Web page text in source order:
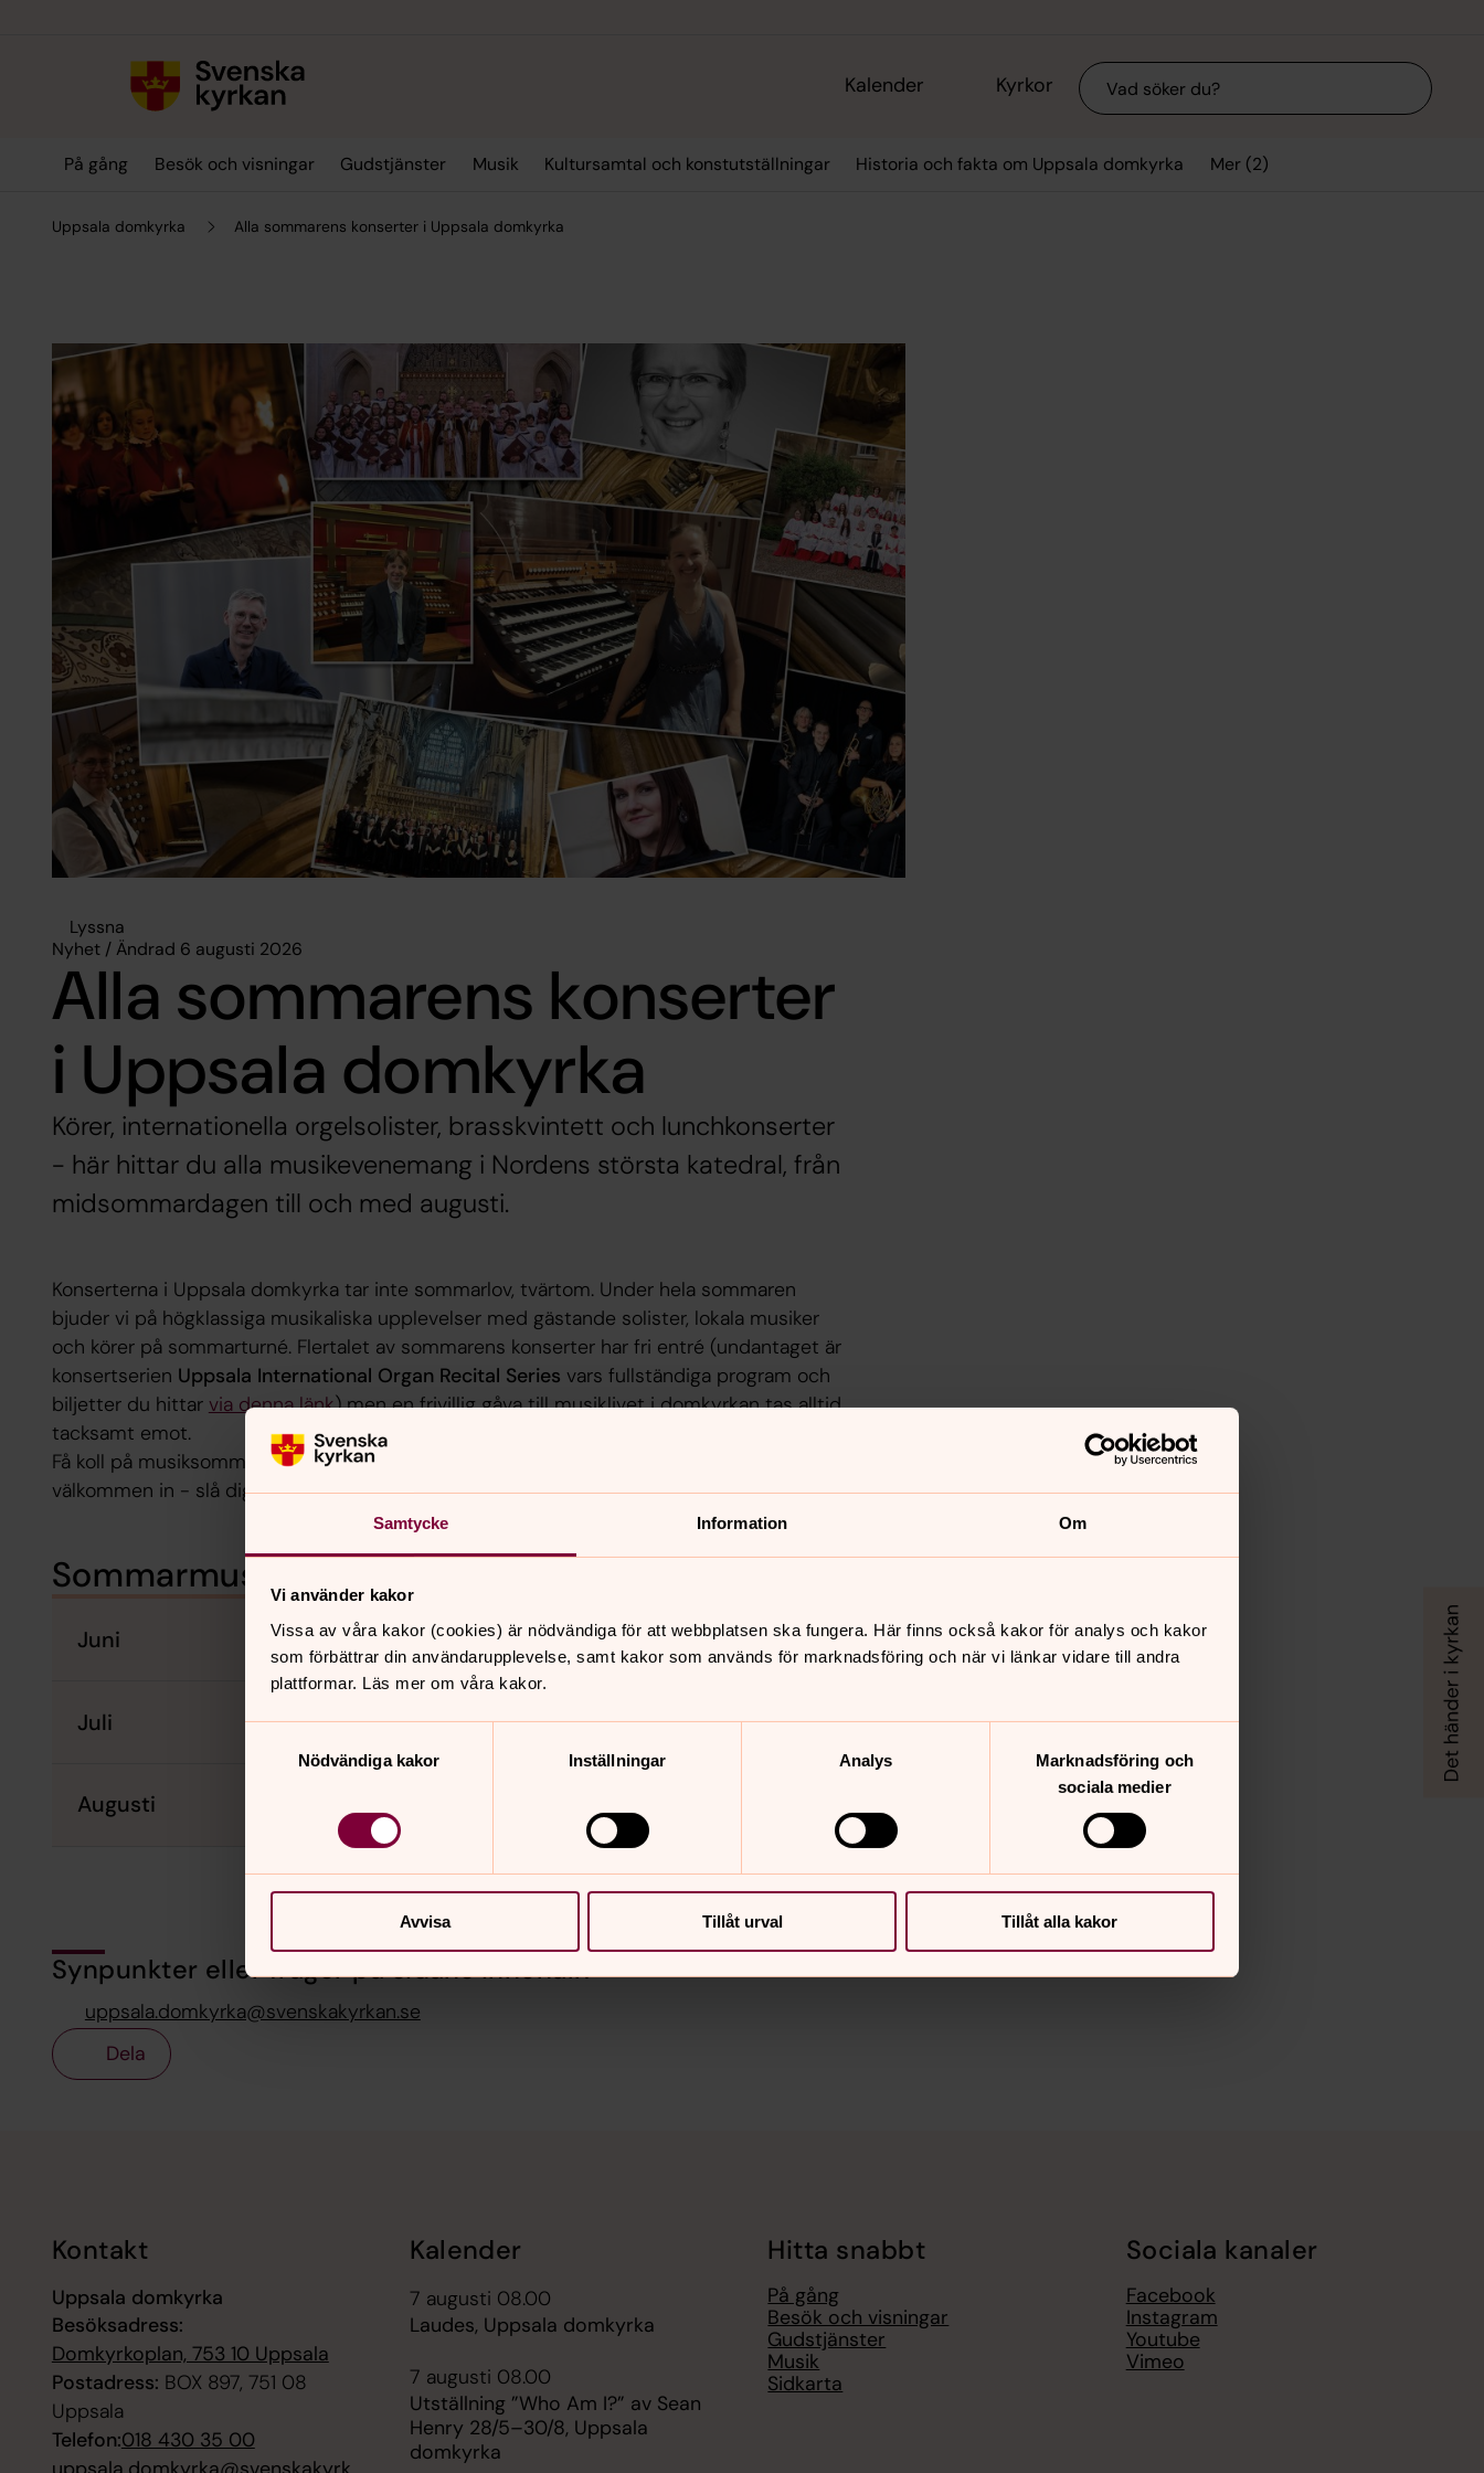
Samtycke Information Om
Vi använder kakor
Vissa av våra kakor (cookies) är nödvändiga för att webbplatsen ska fungera. Här finns också kakor för analys och kakor
som förbättrar din användarupplevelse, samt kakor som används för marknadsföring och när vi länkar vidare till andra
plattformar. Läs mer om våra kakor.
Nödvändiga kakor
Inställningar Analys
Marknadsföring och
sociala medier
Avvisa Tillåt urval Tillåt alla kakor
Kalender Kyrkor Sök
På gång Besök och visningar Gudstjänster Musik Kultursamtal och konstutställningar Historia och fakta om Uppsala domkyrka Mer (2)
Uppsala domkyrka Alla sommarens konserter i Uppsala domkyrka
Lyssna
Nyhet / Ändrad 6 augusti 2026
Alla sommarens konserter
i Uppsala domkyrka
Körer, internationella orgelsolister, brasskvintett och lunchkonserter
- här hittar du alla musikevenemang i Nordens största katedral, från
midsommardagen till och med augusti.
Konserterna i Uppsala domkyrka tar inte sommarlov, tvärtom. Under hela sommaren
bjuder vi på högklassiga musikaliska upplevelser med gästande solister, lokala musiker
och körer på sommarturné. Flertalet av sommarens konserter har fri entré (undantaget är
konsertserien Uppsala International Organ Recital Series vars fullständiga program och
biljetter du hittar via denna länk) men en frivillig gåva till musiklivet i domkyrkan tas alltid
tacksamt emot.
Få koll på musiksommaren genom att fälla ut månadsflikarna här nedan. Du är varmt
välkommen in - slå dig ner, andas ut, lyssna och njut!
Sommarmusiken i Uppsala domkyrka
Juni
Juli
Augusti
Synpunkter eller frågor på sidans innehåll?
uppsala.domkyrka@svenskakyrkan.se
Dela
Kontakt
Uppsala domkyrka
Besöksadress:
Domkyrkoplan, 753 10 Uppsala
Postadress: BOX 897, 751 08
Uppsala
Telefon:018 430 35 00
Kalender
7 augusti 08.00
Laudes, Uppsala domkyrka
7 augusti 08.00
Utställning ”Who Am I?” av Sean
Henry 28/5–30/8, Uppsala
domkyrka
Hitta snabbt
På gång
Besök och visningar
Gudstjänster
Musik
Sidkarta
Sociala kanaler
Facebook
Instagram
Youtube
Vimeo